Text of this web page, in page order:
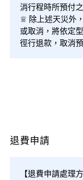
消行程時所預付
♕ 除上述天災外
或取消，將依定
徑行退款，取消
退費申請
【退費申請處理方